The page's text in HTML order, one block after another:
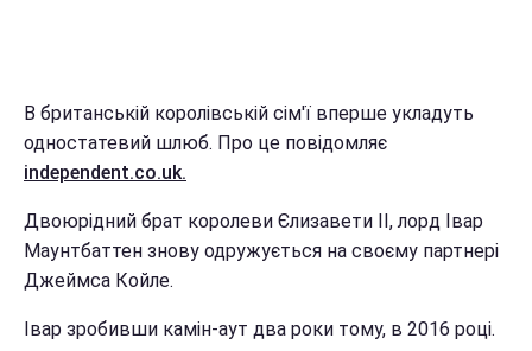
В британській королівській сім'ї вперше укладуть
одностатевий шлюб. Про це повідомляє
independent.co.uk.
Двоюрідний брат королеви Єлизавети II, лорд Івар
Маунтбаттен знову одружується на своєму партнері
Джеймса Койле.
Івар зробивши камін-аут два роки тому, в 2016 році.